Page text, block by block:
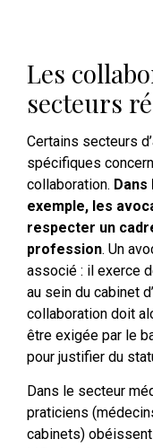
Les
secteurs
Certains secteurs
spécifiques
collaboration. Dans
exemple, les
respecter un
profession. Un
associé : il exerce
au sein du cabinet
collaboration doit
être exigée par le
pour justifier du
Dans le secteur
praticiens
cabinets)